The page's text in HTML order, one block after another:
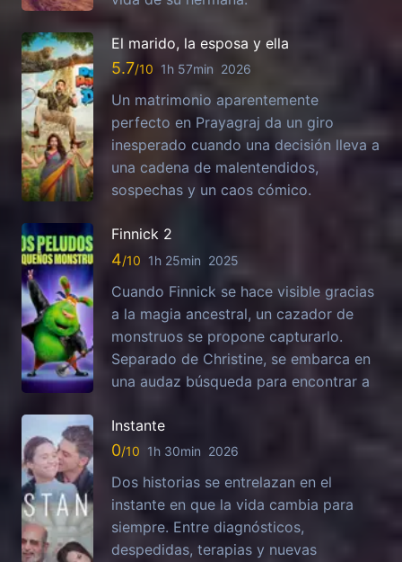
El marido, la esposa y ella
5.7 1h 57min 2026
Un matrimonio aparentemente
perfecto en Prayagraj da un giro
inesperado cuando una decisión lleva a
una cadena de malentendidos,
sospechas y un caos cómico.
Finnick 2
4 1h 25min 2025
Cuando Finnick se hace visible gracias
a la magia ancestral, un cazador de
monstruos se propone capturarlo.
Separado de Christine, se embarca en
una audaz búsqueda para encontrar a
Instante
0 1h 30min 2026
Dos historias se entrelazan en el
instante en que la vida cambia para
siempre. Entre diagnósticos,
despedidas, terapias y nuevas